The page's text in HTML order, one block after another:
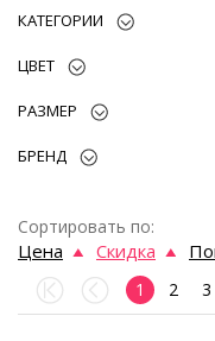
КАТЕГОРИИ
ЦВЕТ
РАЗМЕР
БРЕНД
Сортировать по:
Цена Скидка
1 2 3